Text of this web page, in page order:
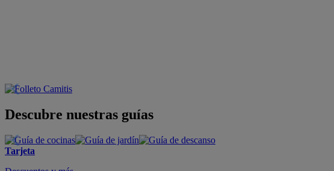
Descubre nuestras guías
Tarjeta